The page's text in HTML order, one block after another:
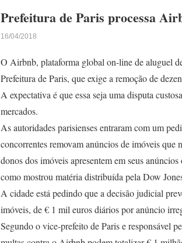
Prefeitura de Paris processa
16/04/2018
O Airbnb, plataforma global on-line de aluguel
Prefeitura de Paris, que exige a remoção de
A expectativa é que essa seja uma disputa
mercados.
As autoridades parisienses entraram com um
concorrentes removam anúncios de imóveis que
donos dos imóveis apresentem em seus
como mostrou matéria distribuída pela Dow
A cidade está pedindo que a decisão judicial
imóveis, de € 1 mil euros diários por anúncio
Segundo o vice-prefeito de Paris e responsável